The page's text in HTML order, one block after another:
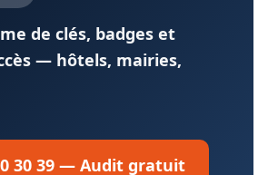
de clés, badges et
— hôtels, mairies,
30 39 — Audit gratuit